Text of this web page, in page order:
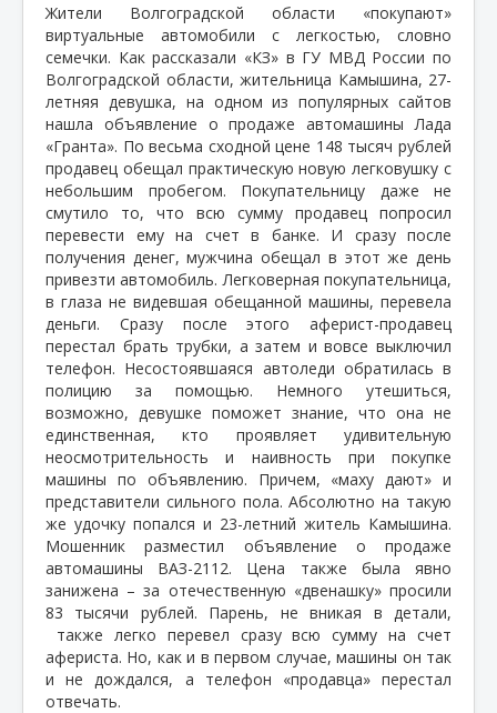
Жители Волгоградской области «покупают»
виртуальные автомобили с легкостью, словно
семечки. Как рассказали «КЗ» в ГУ МВД России по
Волгоградской области, жительница Камышина, 27-
летняя девушка, на одном из популярных сайтов
нашла объявление о продаже автомашины Лада
«Гранта». По весьма сходной цене 148 тысяч рублей
продавец обещал практическую новую легковушку с
небольшим пробегом. Покупательницу даже не
смутило то, что всю сумму продавец попросил
перевести ему на счет в банке. И сразу после
получения денег, мужчина обещал в этот же день
привезти автомобиль. Легковерная покупательница,
в глаза не видевшая обещанной машины, перевела
деньги. Сразу после этого аферист-продавец
перестал брать трубки, а затем и вовсе выключил
телефон. Несостоявшаяся автоледи обратилась в
полицию за помощью. Немного утешиться,
возможно, девушке поможет знание, что она не
единственная, кто проявляет удивительную
неосмотрительность и наивность при покупке
машины по объявлению. Причем, «маху дают» и
представители сильного пола. Абсолютно на такую
же удочку попался и 23-летний житель Камышина.
Мошенник разместил объявление о продаже
автомашины ВАЗ-2112. Цена также была явно
занижена – за отечественную «двенашку» просили
83 тысячи рублей. Парень, не вникая в детали,
также легко перевел сразу всю сумму на счет
афериста. Но, как и в первом случае, машины он так
и не дождался, а телефон «продавца» перестал
отвечать.